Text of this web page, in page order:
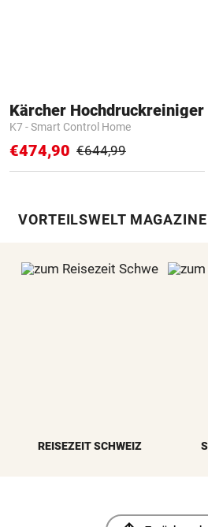
Kärcher Hochdruckreiniger
K7 - Smart Control Home
€474,90 €644,99
VORTEILSWELT MAGAZINE
REISEZEIT SCHWEIZ